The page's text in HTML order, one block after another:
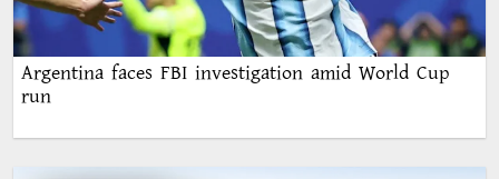
Argentina faces FBI investigation amid World Cup
run